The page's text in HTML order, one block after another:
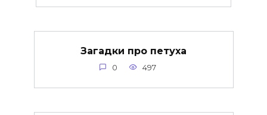
Загадки про петуха
0 497